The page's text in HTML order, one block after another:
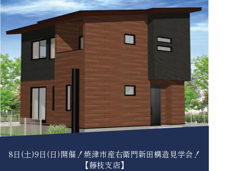
8日(土)9日(日)開催！焼津市産右衛門新田構造見学会！
【藤枝支店】